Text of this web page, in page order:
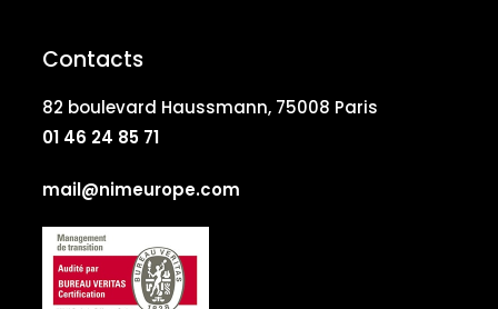
Contacts
82 boulevard Haussmann, 75008 Paris
01 46 24 85 71
mail@nimeurope.com